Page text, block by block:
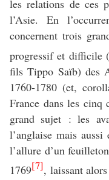
les relations de ces
l’Asie. En
concernent trois
progressif et difficile
fils Tippo Saïb) des
1760-1780 (et,
France dans les
grand sujet : les
l’anglaise mais
l’allure d’un
1769[7], laissant